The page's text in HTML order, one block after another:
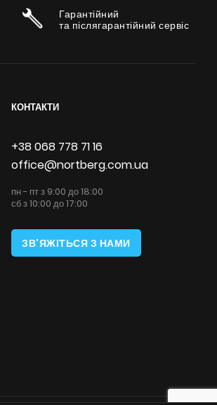
Гарантійний
та післягарантійний сервіс
КОНТАКТИ
+38 068 778 71 16
office@nortberg.com.ua
пн - пт з 9:00 до 18:00
сб з 10:00 до 17:00
ЗВ'ЯЖІТЬСЯ З НАМИ